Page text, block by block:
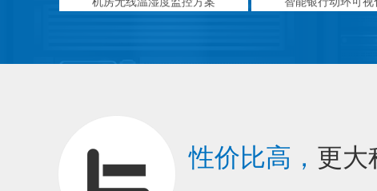
性价比高， 更大